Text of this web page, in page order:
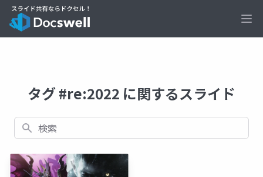
タグ #re:2022 に関するスライド
検索